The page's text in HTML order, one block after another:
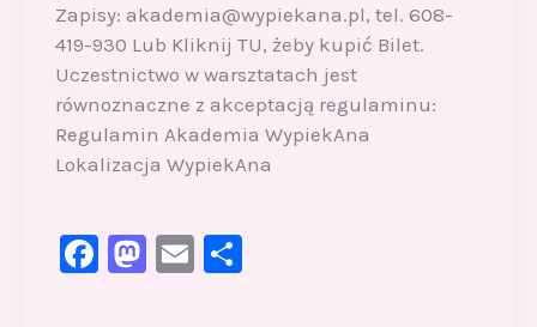
Zapisy: akademia@wypiekana.pl, tel. 608-
419-930 Lub Kliknij TU, żeby kupić Bilet.
Uczestnictwo w warsztatach jest
równoznaczne z akceptacją regulaminu:
Regulamin Akademia WypiekAna
Lokalizacja WypiekAna
F
M E S